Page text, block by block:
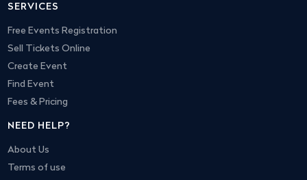
SERVICES
Free Events Registration
Sell Tickets Online
Create Event
Find Event
Fees & Pricing
NEED HELP?
About Us
Terms of use